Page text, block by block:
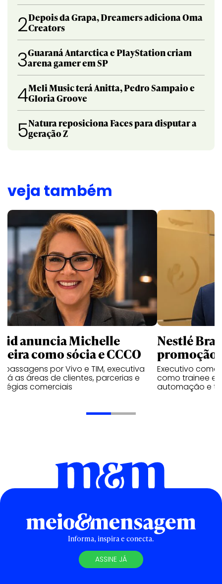
2Depois da Grapa, Dreamers adiciona Oma
Creators
3Guaraná Antarctica e PlayStation criam
arena gamer em SP
4Meli Music terá Anitta, Pedro Sampaio e
Gloria Groove
5Natura reposiciona Faces para disputar a
geração Z
veja também
anuncia Michelle
como sócia e CCCO
passagens por Vivo e TIM, executiva
as áreas de clientes, parcerias e
comerciais
Nestlé
promoção
Executivo
como trainee e
automação e
Informa, inspira e conecta.
ASSINE JÁ